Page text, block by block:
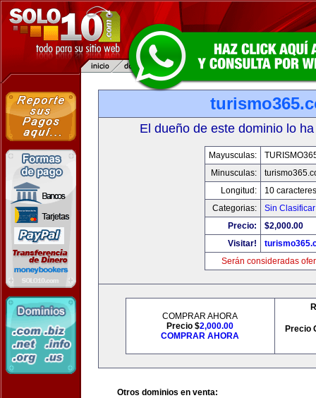
El dueño de este dominio lo
Mayusculas:
Minusculas:
Longitud:
10 caracteres
Categorias:
Sin Clasificar
Precio:
$2,000.00
Visitar!
Serán consideradas
COMPRAR AHORA
Precio $2,000.00
COMPRAR AHORA
Precio
Otros dominios en venta: